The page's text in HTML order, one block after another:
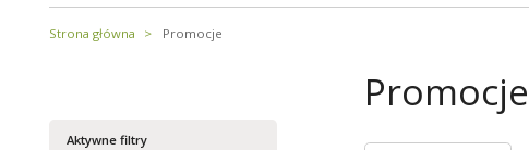
Strona główna Promocje
Aktywne filtry